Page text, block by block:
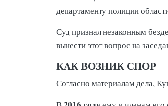
департаменту полиции
Суд признал незаконным
вынести этот вопрос на
КАК ВОЗНИК СПОР
Согласно материалам дела,